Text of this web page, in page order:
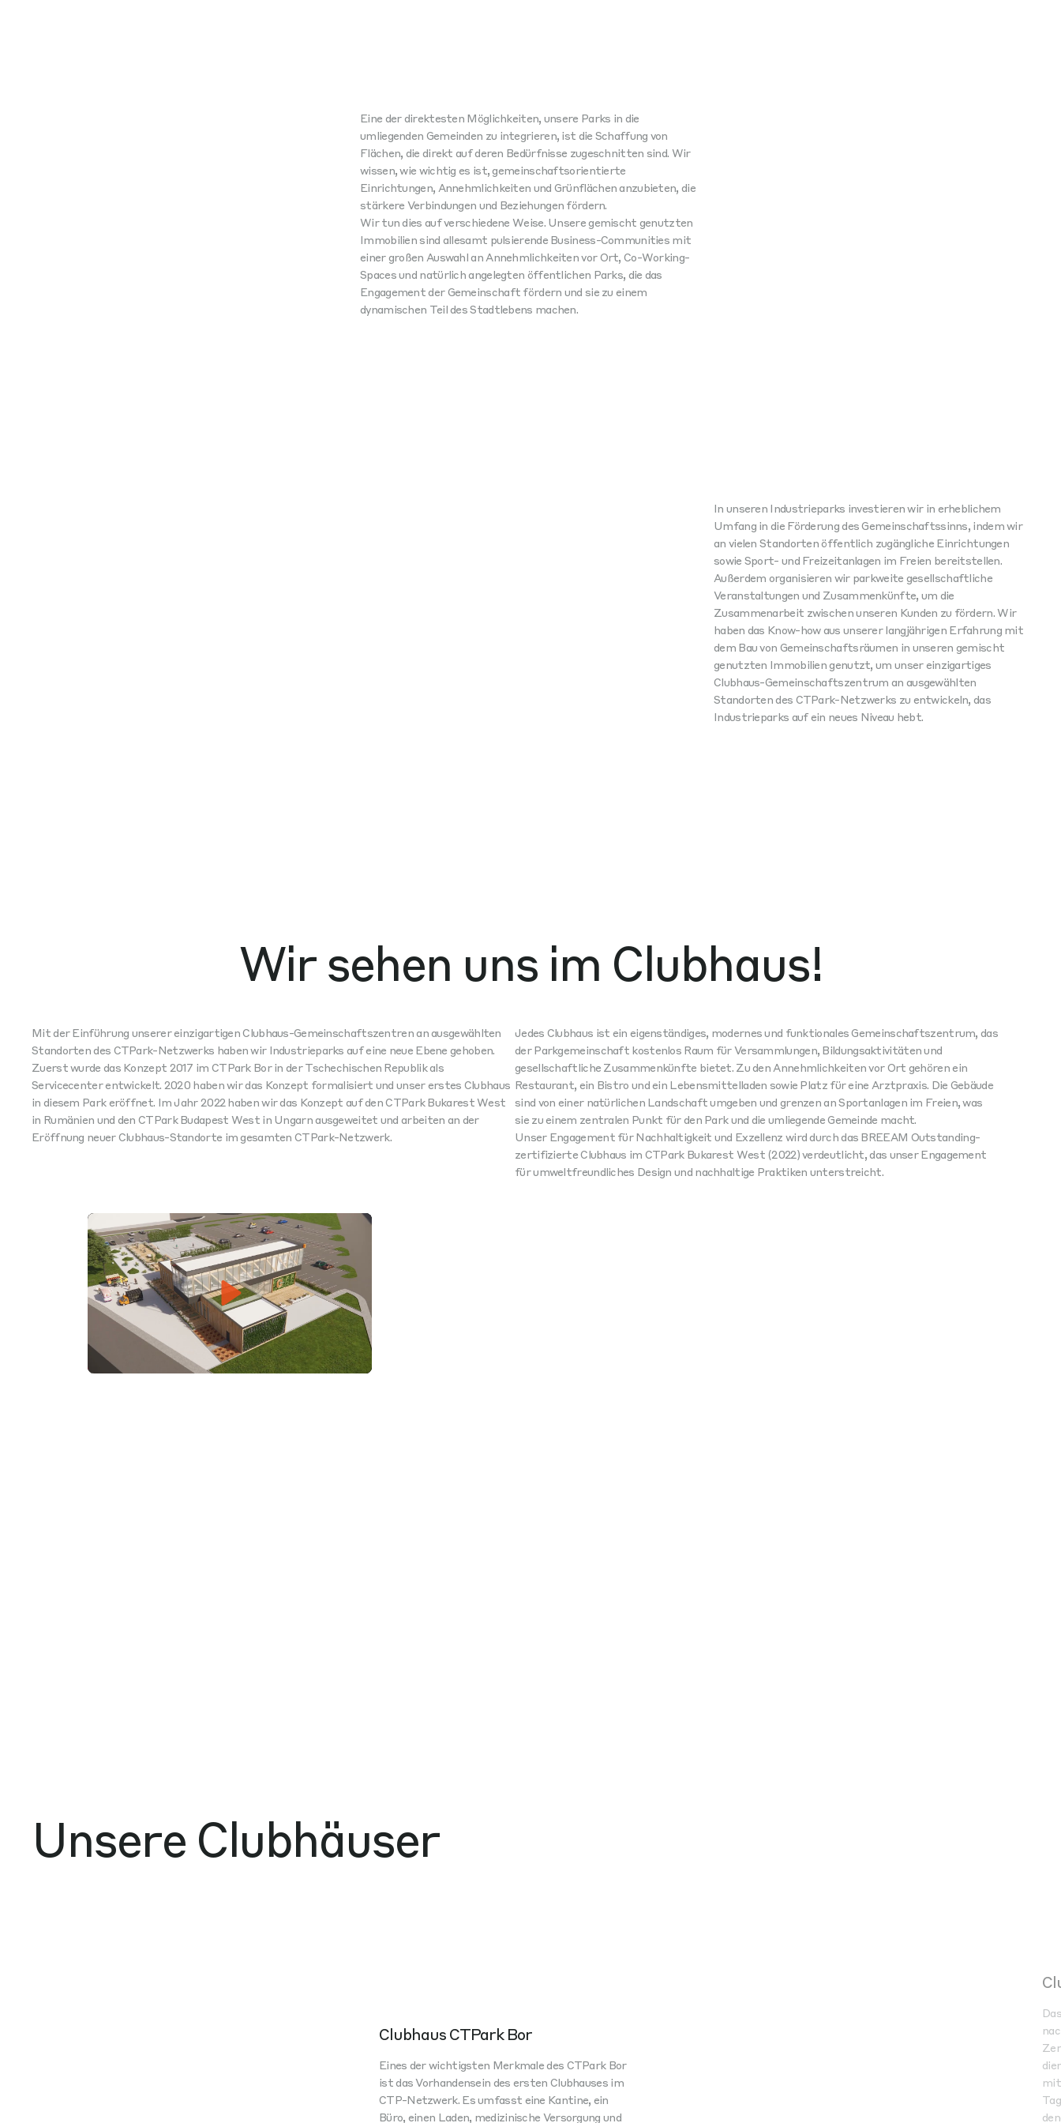
Eine der direktesten Möglichkeiten, unsere Parks in die
umliegenden Gemeinden zu integrieren, ist die Schaffung von
Flächen, die direkt auf deren Bedürfnisse zugeschnitten sind. Wir
wissen, wie wichtig es ist, gemeinschaftsorientierte
Einrichtungen, Annehmlichkeiten und Grünflächen anzubieten, die
stärkere Verbindungen und Beziehungen fördern.
Wir tun dies auf verschiedene Weise. Unsere gemischt genutzten
Immobilien sind allesamt pulsierende Business-Communities mit
einer großen Auswahl an Annehmlichkeiten vor Ort, Co-Working-
Spaces und natürlich angelegten öffentlichen Parks, die das
Engagement der Gemeinschaft fördern und sie zu einem
dynamischen Teil des Stadtlebens machen.
In unseren Industrieparks investieren wir in erheblichem
Umfang in die Förderung des Gemeinschaftssinns, indem wir
an vielen Standorten öffentlich zugängliche Einrichtungen
sowie Sport- und Freizeitanlagen im Freien bereitstellen.
Außerdem organisieren wir parkweite gesellschaftliche
Veranstaltungen und Zusammenkünfte, um die
Zusammenarbeit zwischen unseren Kunden zu fördern. Wir
haben das Know-how aus unserer langjährigen Erfahrung mit
dem Bau von Gemeinschaftsräumen in unseren gemischt
genutzten Immobilien genutzt, um unser einzigartiges
Clubhaus-Gemeinschaftszentrum an ausgewählten
Standorten des CTPark-Netzwerks zu entwickeln, das
Industrieparks auf ein neues Niveau hebt.
Wir sehen uns im Clubhaus!
Mit der Einführung unserer einzigartigen Clubhaus-Gemeinschaftszentren an ausgewählten
Standorten des CTPark-Netzwerks haben wir Industrieparks auf eine neue Ebene gehoben.
Zuerst wurde das Konzept 2017 im CTPark Bor in der Tschechischen Republik als
Servicecenter entwickelt. 2020 haben wir das Konzept formalisiert und unser erstes Clubhaus
in diesem Park eröffnet. Im Jahr 2022 haben wir das Konzept auf den CTPark Bukarest West
in Rumänien und den CTPark Budapest West in Ungarn ausgeweitet und arbeiten an der
Eröffnung neuer Clubhaus-Standorte im gesamten CTPark-Netzwerk.
Jedes Clubhaus ist ein eigenständiges, modernes und funktionales Gemeinschaftszentrum, das
der Parkgemeinschaft kostenlos Raum für Versammlungen, Bildungsaktivitäten und
gesellschaftliche Zusammenkünfte bietet. Zu den Annehmlichkeiten vor Ort gehören ein
Restaurant, ein Bistro und ein Lebensmittelladen sowie Platz für eine Arztpraxis. Die Gebäude
sind von einer natürlichen Landschaft umgeben und grenzen an Sportanlagen im Freien, was
sie zu einem zentralen Punkt für den Park und die umliegende Gemeinde macht.
Unser Engagement für Nachhaltigkeit und Exzellenz wird durch das BREEAM Outstanding-
zertifizierte Clubhaus im CTPark Bukarest West (2022) verdeutlicht, das unser Engagement
für umweltfreundliches Design und nachhaltige Praktiken unterstreicht.
Mute Settings
Play
Unsere Clubhäuser
Clubhaus CTPark Bor
Eines der wichtigsten Merkmale des CTPark Bor
ist das Vorhandensein des ersten Clubhauses im
CTP-Netzwerk. Es umfasst eine Kantine, ein
Büro, einen Laden, medizinische Versorgung und